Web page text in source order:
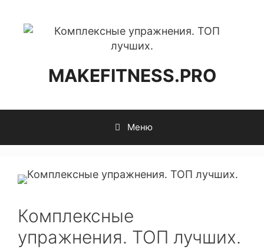
MAKEFITNESS.PRO
Меню
Комплексные
упражнения. ТОП лучших.